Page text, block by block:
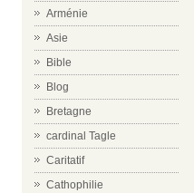
Arménie
Asie
Bible
Blog
Bretagne
cardinal Tagle
Caritatif
Cathophilie